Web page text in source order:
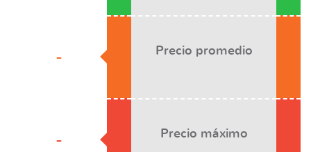
-
-
Precio promedio
Precio máximo